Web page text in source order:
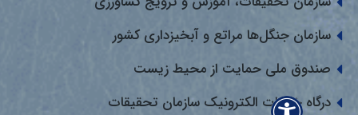
سازمان جنگل‌ها مراتع و آبخیزداری کشور
صندوق ملی حمایت از محیط زیست
درگاه خدمات الکترونیک سازمان تحقیقات